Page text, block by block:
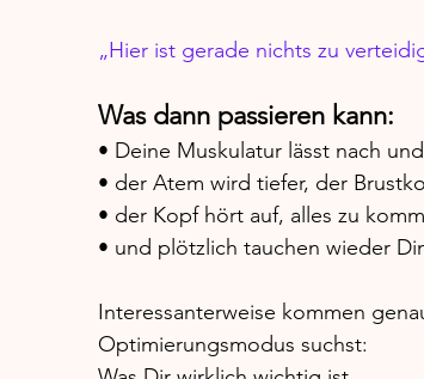
„Hier ist gerade nichts zu
Was dann passieren kann:
• Deine Muskulatur lässt nach
• der Atem wird tiefer, der
• der Kopf hört auf, alles zu
• und plötzlich tauchen wieder
Interessanterweise kommen
Optimierungsmodus suchst: